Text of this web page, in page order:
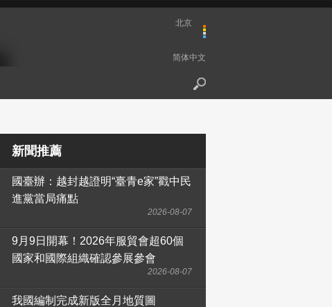
北京
简体中文
新聞推薦
國臺辦：越封越證明“臺青e家”戳中民
進黨當局痛點
2026-08-07
9月9日開幕！2026年服貿會超60個
國家和國際組織確認參展參會
2026-08-07
我國編制完成新版全月地質圖